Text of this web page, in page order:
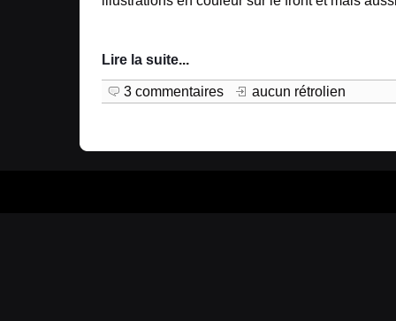
Lire la suite...
3 commentaires
aucun rétrolien